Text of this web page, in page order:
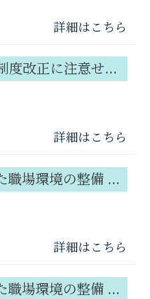
詳細はこちら
経営セーフティ共済 制度改正に注意せよ！
詳細はこちら
健康的で活気に満ちた職場環境の整備 健康経営優良法人2025の申請開始！
詳細はこちら
健康的で活気に満ちた職場環境の整備 健康経営優良法人2025の申請開始！